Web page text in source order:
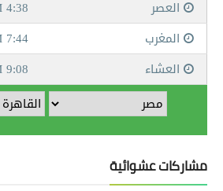
مشاركات عشوائية